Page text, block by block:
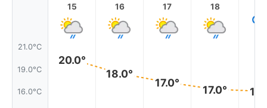
21.0°C
19.0°C
16.0°C
15
20.0°
16
18.0°
17
17.0°
18
17.0°